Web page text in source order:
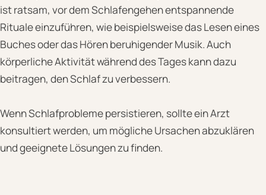
ist ratsam, vor dem Schlafengehen entspannende
Rituale einzuführen, wie beispielsweise das Lesen eines
Buches oder das Hören beruhigender Musik. Auch
körperliche Aktivität während des Tages kann dazu
beitragen, den Schlaf zu verbessern.
Wenn Schlafprobleme persistieren, sollte ein Arzt
konsultiert werden, um mögliche Ursachen abzuklären
und geeignete Lösungen zu finden.